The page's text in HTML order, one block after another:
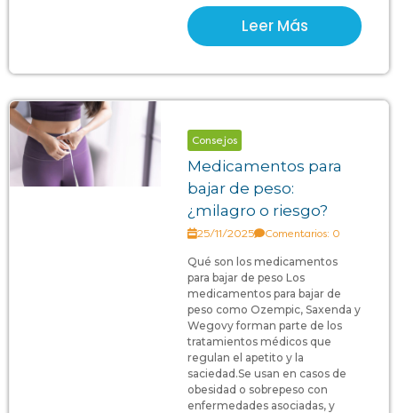
Leer Más
Consejos
Medicamentos para
bajar de peso:
¿milagro o riesgo?
25/11/2025 Comentarios: 0
Qué son los medicamentos
para bajar de peso Los
medicamentos para bajar de
peso como Ozempic, Saxenda y
Wegovy forman parte de los
tratamientos médicos que
regulan el apetito y la
saciedad.Se usan en casos de
obesidad o sobrepeso con
enfermedades asociadas, y